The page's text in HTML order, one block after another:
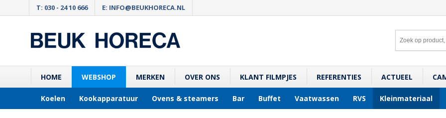
T: 030 - 24 10 666 E: INFO@BEUKHORECA.NL
HOME WEBSHOP MERKEN OVER ONS KLANT FILMPJES REFERENTIES ACTUEEL
Koelen Kookapparatuur Ovens & steamers Bar Buffet Vaatwassen RVS Kleinmateriaal